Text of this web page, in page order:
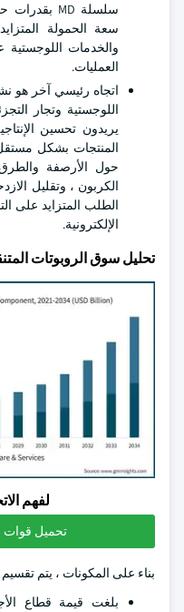
سعة الحمولة
والخدمات
العمليات.
اللوجستية وتجار
يريدون تحسين
المنتجات بشكل
حول الأرصفة
الكربون ، وتقليل
الطلب المتزايد على
الإلكترونية.
تحليل سوق الروبوتات
لفهم
تحميل قوات
بناء على المكونات ، يتم